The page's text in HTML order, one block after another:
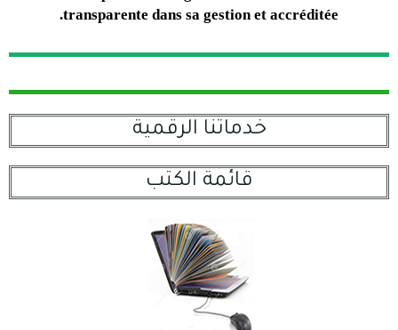
transparente dans sa gestion et accréditée.
خدماتنا الرقمية
قائمة الكتب